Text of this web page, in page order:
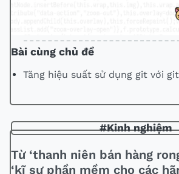
Bài cùng chủ đề
Tăng hiệu suất sử dụng git với
#Kinh nghiệm
Từ ‘thanh niên bán hàng
‘kĩ sư phần mềm cho các